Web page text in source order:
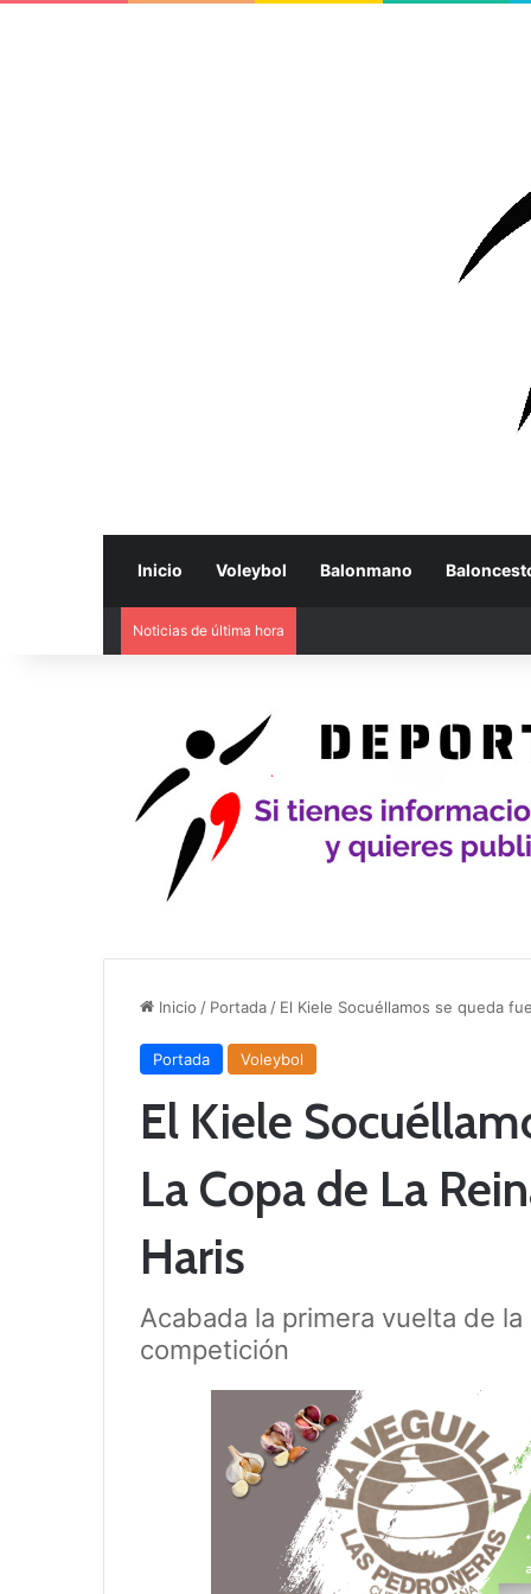
Inicio Voleybol Balonmano
Noticias de última hora
Inicio / Portada / El Kiele Socuéllamos se queda
Portada Voleybol
El Kiele
La Copa de La
Haris
Acabada la primera vuelta de
competición